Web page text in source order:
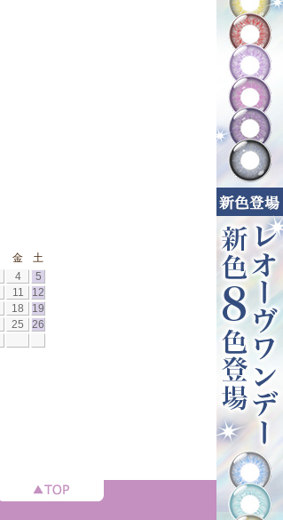
金
土
4
5
11
12
18
19
25
26